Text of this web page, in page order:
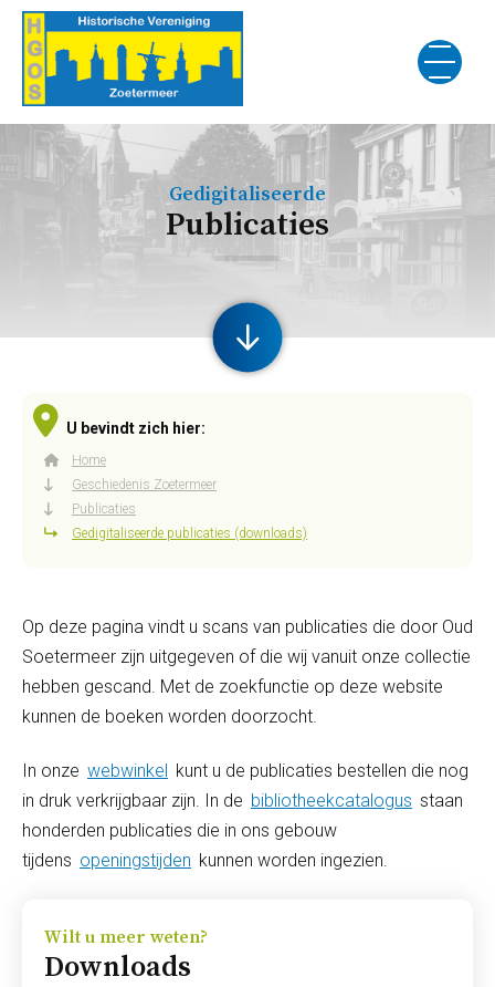
Gedigitaliseerde
Publicaties
U bevindt zich hier:
Home
Geschiedenis Zoetermeer
Publicaties
Gedigitaliseerde publicaties (downloads)
Op deze pagina vindt u scans van publicaties die door Oud
Soetermeer zijn uitgegeven of die wij vanuit onze collectie
hebben gescand. Met de zoekfunctie op deze website
kunnen de boeken worden doorzocht.
In onze webwinkel kunt u de publicaties bestellen die nog
in druk verkrijgbaar zijn. In de bibliotheekcatalogus staan
honderden publicaties die in ons gebouw
tijdens openingstijden kunnen worden ingezien.
Wilt u meer weten?
Downloads